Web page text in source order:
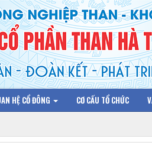
HỆ CỔ ĐÔNG CƠ CẤU TỔ CHỨC